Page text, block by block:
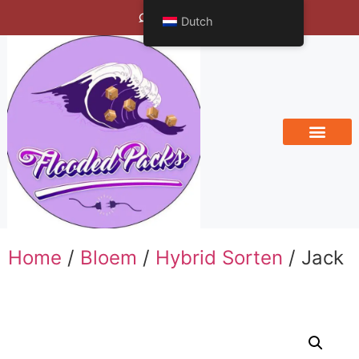
Bengals Vineyard
Home / Bloem / Hybrid Sorten / Jack
Dutch